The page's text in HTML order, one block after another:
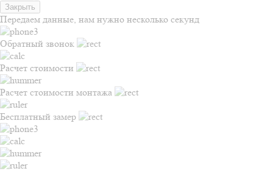
Закрыть
Передаем данные, нам нужно несколько секунд
Обратный звонок
Расчет стоимости
Расчет стоимости монтажа
Бесплатный замер